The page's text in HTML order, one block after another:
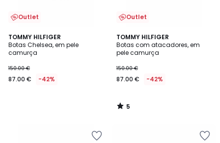
Outlet
TOMMY HILFIGER
Botas Chelsea, em pele
camurça
150.00 €
87.00 € -42%
Outlet
TOMMY HILFIGER
Botas com atacadores, em
pele camurça
150.00 €
87.00 € -42%
5
/
5
5
/